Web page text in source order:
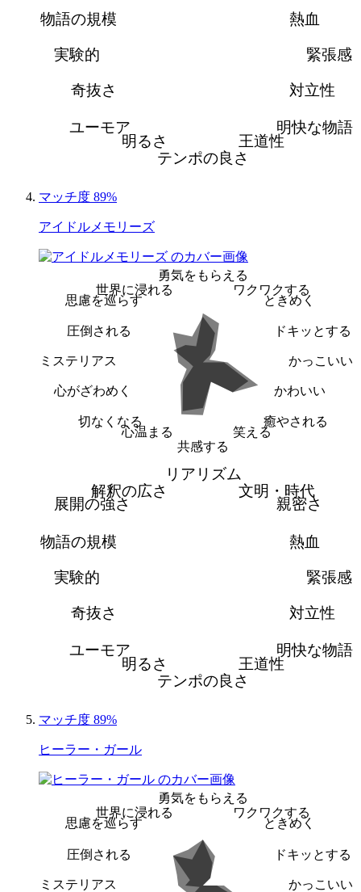
熱血
緊張感
対立性
明快な物語
王道性
テンポの良さ
明るさ
ユーモア
奇抜さ
実験的
物語の規模
マッチ度 89%
アイドルメモリーズ
勇気をもらえる
ワクワクする
ときめく
ドキッとする
かっこいい
かわいい
癒やされる
笑える
共感する
心温まる
切なくなる
心がざわめく
ミステリアス
圧倒される
思慮を巡らす
世界に浸れる
リアリズム
文明・時代
親密さ
熱血
緊張感
対立性
明快な物語
王道性
テンポの良さ
明るさ
ユーモア
奇抜さ
実験的
物語の規模
展開の強さ
解釈の広さ
マッチ度 89%
ヒーラー・ガール
勇気をもらえる
ワクワクする
ときめく
ドキッとする
かっこいい
ミステリアス
圧倒される
思慮を巡らす
世界に浸れる